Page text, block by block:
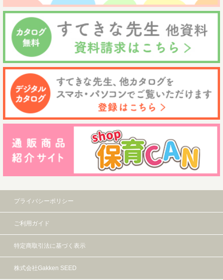
プライバシーポリシー
ご利用ガイド
特定商取引法に基づく表示
株式会社Gakken SEED